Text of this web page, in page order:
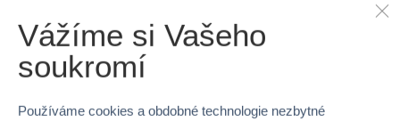
Essential™ II od 7 llet - 3 druhy
Plavecké brýle Bestway Aqua Burst Essential II chrání dětské...
Vážíme si Vašeho
soukromí
Používáme cookies a obdobné technologie nezbytné